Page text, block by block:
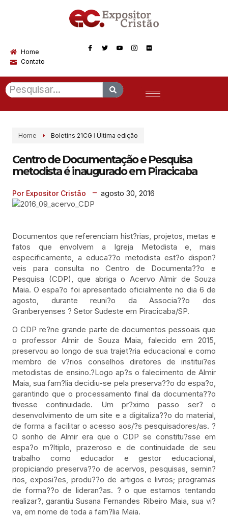
Home
Contato
Home Boletins 21CG I Última edição
Centro de Documentação e Pesquisa
metodista é inaugurado em Piracicaba
Por Expositor Cristão agosto 30, 2016
Documentos que referenciam hist?rias, projetos, metas e
fatos que envolvem a Igreja Metodista e, mais
especificamente, a educa??o metodista est?o dispon?
veis para consulta no Centro de Documenta??o e
Pesquisa (CDP), que abriga o Acervo Almir de Souza
Maia. O espa?o foi apresentado oficialmente no dia 6 de
agosto, durante reuni?o da Associa??o dos
Granberyenses ? Setor Sudeste em Piracicaba/SP.
O CDP re?ne grande parte de documentos pessoais que
o professor Almir de Souza Maia, falecido em 2015,
preservou ao longo de sua trajet?ria educacional e como
membro de v?rios conselhos diretores de institui?es
metodistas de ensino.?Logo ap?s o falecimento de Almir
Maia, sua fam?lia decidiu-se pela preserva??o do espa?o,
garantindo que o processamento final da documenta??o
tivesse continuidade. Um pr?ximo passo ser? o
desenvolvimento de um site e a digitaliza??o do material,
de forma a facilitar o acesso aos/?s pesquisadores/as. ?
O sonho de Almir era que o CDP se constitu?sse em
espa?o m?ltiplo, prazeroso e de continuidade de seu
trabalho como educador e gestor educacional,
propiciando preserva??o de acervos, pesquisas, semin?
rios, exposi?es, produ??o de artigos e livros; programas
de forma??o de lideran?as. ? o que estamos tentando
realizar?, garantiu Susana Fernandes Ribeiro Maia, sua vi?
va, em nome de toda a fam?lia Maia.